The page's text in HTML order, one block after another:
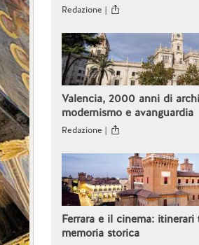
Redazione |
Valencia, 2000 anni di
modernismo e avanguardia
Redazione |
Ferrara e il cinema:
memoria storica